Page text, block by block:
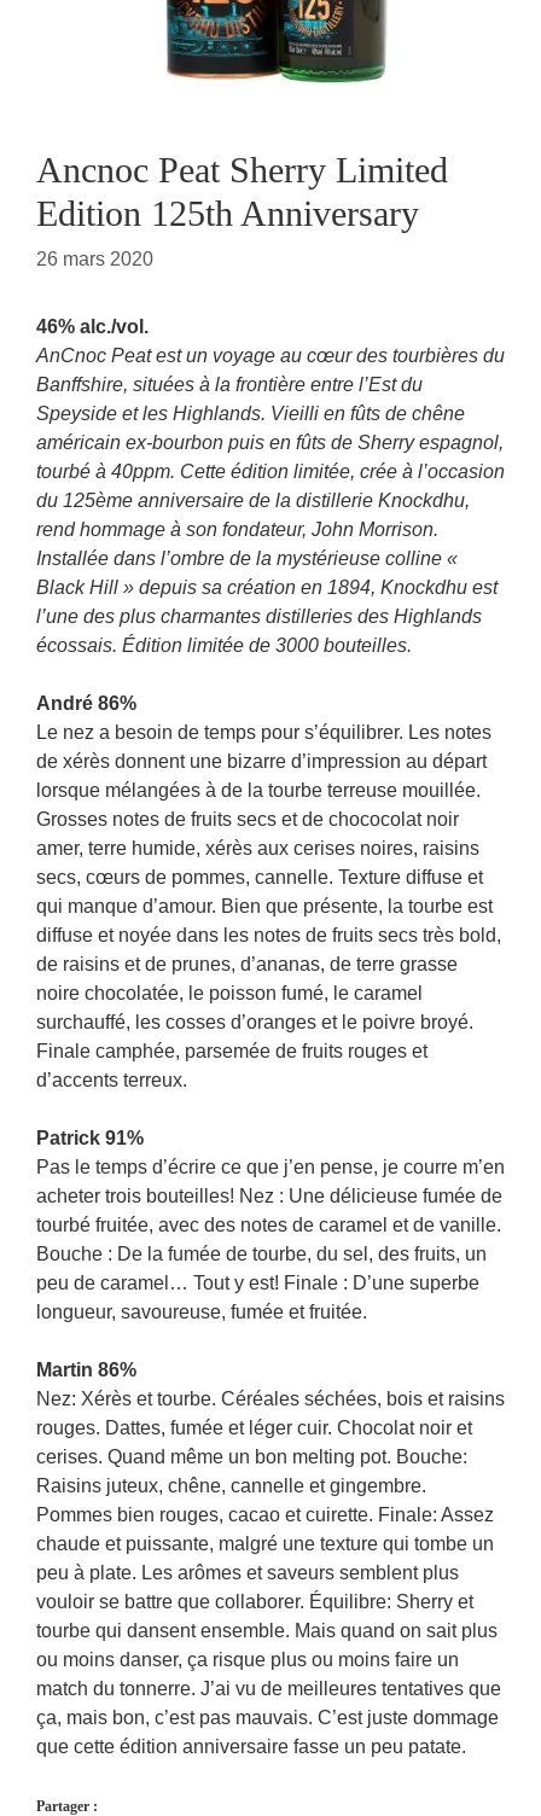
Ancnoc Peat Sherry Limited
Edition 125th Anniversary
26 mars 2020
46% alc./vol.
AnCnoc Peat est un voyage au cœur des tourbières du
Banffshire, situées à la frontière entre l’Est du
Speyside et les Highlands. Vieilli en fûts de chêne
américain ex-bourbon puis en fûts de Sherry espagnol,
tourbé à 40ppm. Cette édition limitée, crée à l’occasion
du 125ème anniversaire de la distillerie Knockdhu,
rend hommage à son fondateur, John Morrison.
Installée dans l’ombre de la mystérieuse colline «
Black Hill » depuis sa création en 1894, Knockdhu est
l’une des plus charmantes distilleries des Highlands
écossais. Édition limitée de 3000 bouteilles.
André 86%
Le nez a besoin de temps pour s’équilibrer. Les notes
de xérès donnent une bizarre d’impression au départ
lorsque mélangées à de la tourbe terreuse mouillée.
Grosses notes de fruits secs et de chococolat noir
amer, terre humide, xérès aux cerises noires, raisins
secs, cœurs de pommes, cannelle. Texture diffuse et
qui manque d’amour. Bien que présente, la tourbe est
diffuse et noyée dans les notes de fruits secs très bold,
de raisins et de prunes, d’ananas, de terre grasse
noire chocolatée, le poisson fumé, le caramel
surchauffé, les cosses d’oranges et le poivre broyé.
Finale camphée, parsemée de fruits rouges et
d’accents terreux.
Patrick 91%
Pas le temps d’écrire ce que j’en pense, je courre m’en
acheter trois bouteilles! Nez : Une délicieuse fumée de
tourbé fruitée, avec des notes de caramel et de vanille.
Bouche : De la fumée de tourbe, du sel, des fruits, un
peu de caramel… Tout y est! Finale : D’une superbe
longueur, savoureuse, fumée et fruitée.
Martin 86%
Nez: Xérès et tourbe. Céréales séchées, bois et raisins
rouges. Dattes, fumée et léger cuir. Chocolat noir et
cerises. Quand même un bon melting pot. Bouche:
Raisins juteux, chêne, cannelle et gingembre.
Pommes bien rouges, cacao et cuirette. Finale: Assez
chaude et puissante, malgré une texture qui tombe un
peu à plate. Les arômes et saveurs semblent plus
vouloir se battre que collaborer. Équilibre: Sherry et
tourbe qui dansent ensemble. Mais quand on sait plus
ou moins danser, ça risque plus ou moins faire un
match du tonnerre. J’ai vu de meilleures tentatives que
ça, mais bon, c’est pas mauvais. C’est juste dommage
que cette édition anniversaire fasse un peu patate.
Partager :